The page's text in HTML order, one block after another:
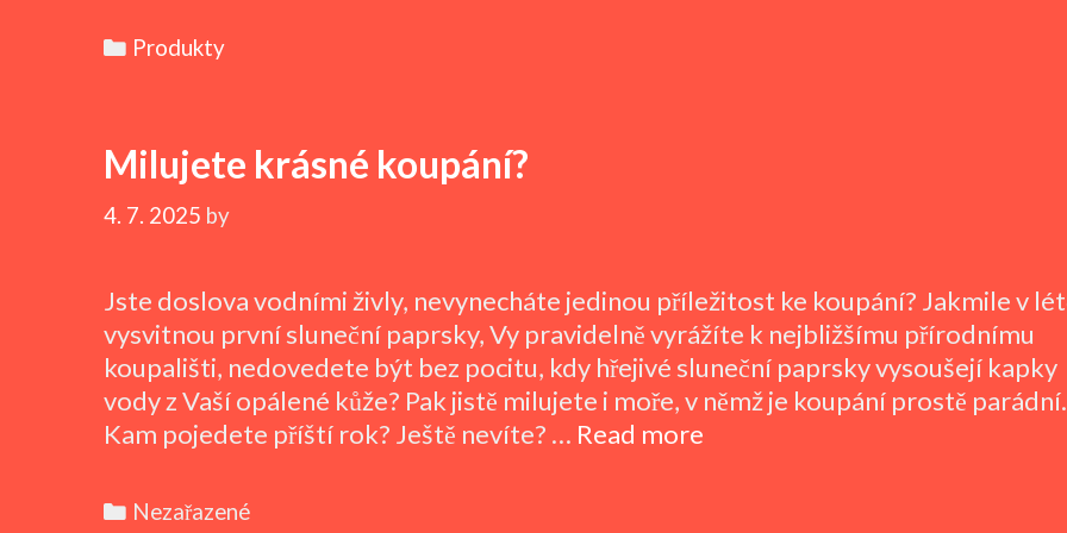
Categories
Produkty
Milujete krásné koupání?
4. 7. 2025 by
Jste doslova vodními živly, nevynecháte jedinou příležitost ke koupání? Jakmile v
vysvitnou první sluneční paprsky, Vy pravidelně vyrážíte k nejbližšímu přírodnímu
koupališti, nedovedete být bez pocitu, kdy hřejivé sluneční paprsky vysoušejí kapky
vody z Vaší opálené kůže? Pak jistě milujete i moře, v němž je koupání prostě parádní.
Kam pojedete příští rok? Ještě nevíte? … Read more
Categories
Nezařazené